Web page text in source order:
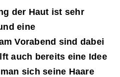
der Haut ist sehr
eine
Vorabend sind dabei
auch bereits eine Idee
sich seine Haare